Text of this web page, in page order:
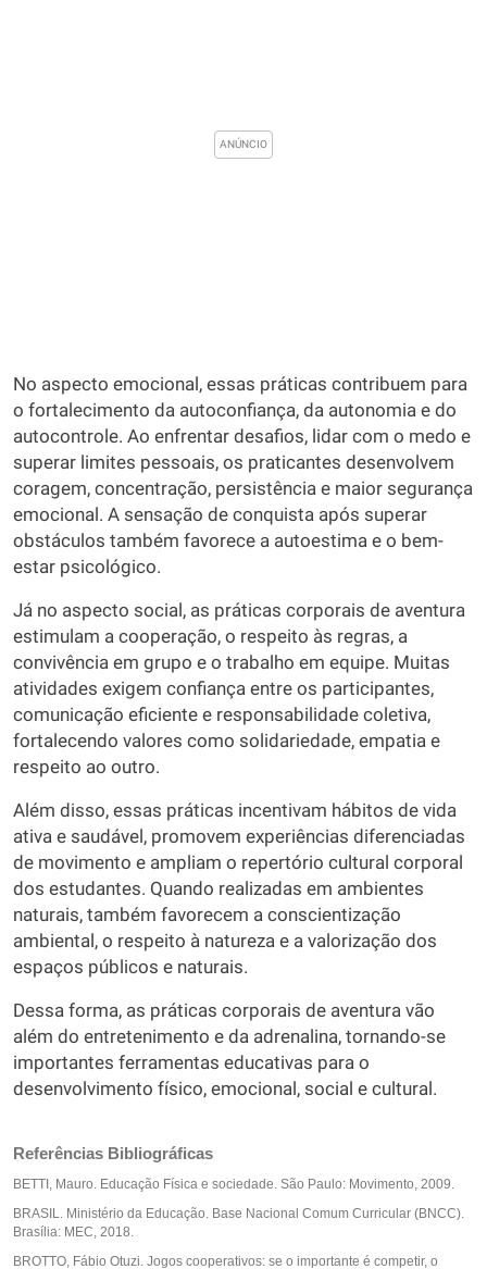
No aspecto emocional, essas práticas contribuem para
o fortalecimento da autoconfiança, da autonomia e do
autocontrole. Ao enfrentar desafios, lidar com o medo e
superar limites pessoais, os praticantes desenvolvem
coragem, concentração, persistência e maior segurança
emocional. A sensação de conquista após superar
obstáculos também favorece a autoestima e o bem-
estar psicológico.
Já no aspecto social, as práticas corporais de aventura
estimulam a cooperação, o respeito às regras, a
convivência em grupo e o trabalho em equipe. Muitas
atividades exigem confiança entre os participantes,
comunicação eficiente e responsabilidade coletiva,
fortalecendo valores como solidariedade, empatia e
respeito ao outro.
Além disso, essas práticas incentivam hábitos de vida
ativa e saudável, promovem experiências diferenciadas
de movimento e ampliam o repertório cultural corporal
dos estudantes. Quando realizadas em ambientes
naturais, também favorecem a conscientização
ambiental, o respeito à natureza e a valorização dos
espaços públicos e naturais.
Dessa forma, as práticas corporais de aventura vão
além do entretenimento e da adrenalina, tornando-se
importantes ferramentas educativas para o
desenvolvimento físico, emocional, social e cultural.
Referências Bibliográficas
BETTI, Mauro. Educação Física e sociedade. São Paulo: Movimento, 2009.
BRASIL. Ministério da Educação. Base Nacional Comum Curricular (BNCC).
Brasília: MEC, 2018.
BROTTO, Fábio Otuzi. Jogos cooperativos: se o importante é competir, o